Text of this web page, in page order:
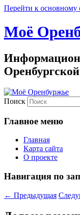
Перейти к
Моё
Поиск
Главное меню
Главная
Карта сайта
О проекте
Навигация по
← Предыдущая